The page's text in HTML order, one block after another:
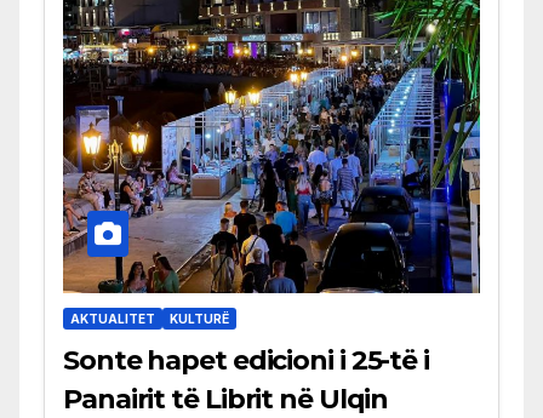
AKTUALITET KULTURË
Sonte hapet edicioni i 25-të i
Panairit të Librit në Ulqin